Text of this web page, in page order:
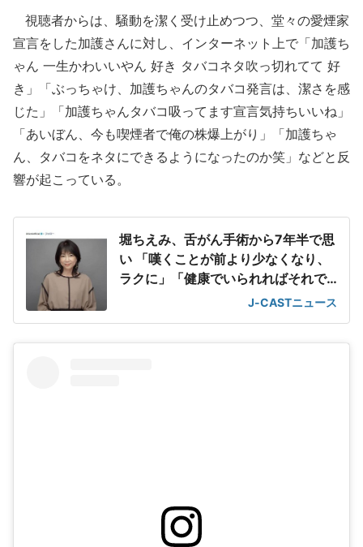
視聴者からは、騒動を潔く受け止めつつ、堂々の愛煙家
宣言をした加護さんに対し、インターネット上で「加護ち
ゃん 一生かわいいやん 好き タバコネタ吹っ切れてて 好
き」「ぶっちゃけ、加護ちゃんのタバコ発言は、潔さを感
じた」「加護ちゃんタバコ吸ってます宣言気持ちいいね」
「あいぼん、今も喫煙者で俺の株爆上がり」「加護ちゃ
ん、タバコをネタにできるようになったのか笑」などと反
響が起こっている。
堀ちえみ、舌がん手術から7年半で思
い 「嘆くことが前より少なくなり、
ラクに」「健康でいられればそれで
J-CASTニュース